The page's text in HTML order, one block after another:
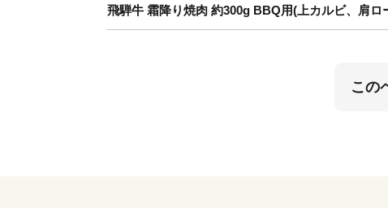
飛騨牛 霜降り焼肉 約300g BBQ用(上カルビ、肩ロ
この